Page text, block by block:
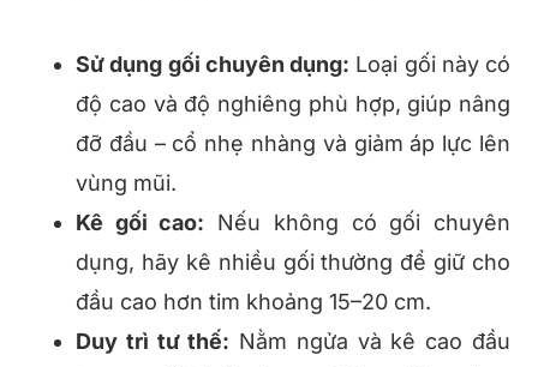
Sử dụng gối chuyên dụng: Loại gối này có
độ cao và độ nghiêng phù hợp, giúp nâng
đỡ đầu – cổ nhẹ nhàng và giảm áp lực lên
vùng mũi.
Kê gối cao: Nếu không có gối chuyên
dụng, hãy kê nhiều gối thường để giữ cho
đầu cao hơn tim khoảng 15–20 cm.
Duy trì tư thế: Nằm ngửa và kê cao đầu